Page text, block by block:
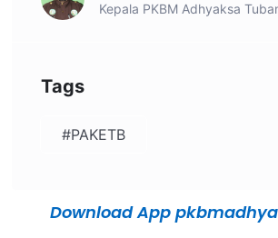
Kepala PKBM Adhyaksa
Tags
#PAKETB
Download App